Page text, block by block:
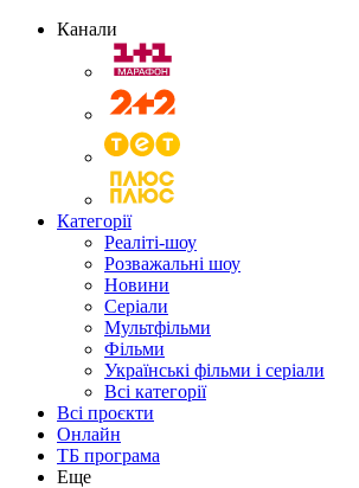
Канали
Категорії
Реаліті-шоу
Розважальні шоу
Новини
Серіали
Мультфільми
Фільми
Українські фільми і серіали
Всі категорії
Всі проєкти
Онлайн
ТБ програма
Еще